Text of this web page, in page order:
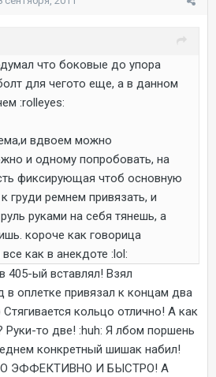
что боковые до упора
для чегото еще, а в данном
:rolleyes:
вдвоем можно
и одному попробовать, на
фиксирующая чтоб основную
груди ремнем привязать, и
руками на себя тянешь, а
короче как говорица
как в анекдоте :lol:
ый вставлял! Взял
оплетке привязал к концам два
кольцо отлично! А как
Руки-то две! :huh: Я лбом поршень
конкретный шишак набил!
НО ЭФФЕКТИВНО И БЫСТРО! А